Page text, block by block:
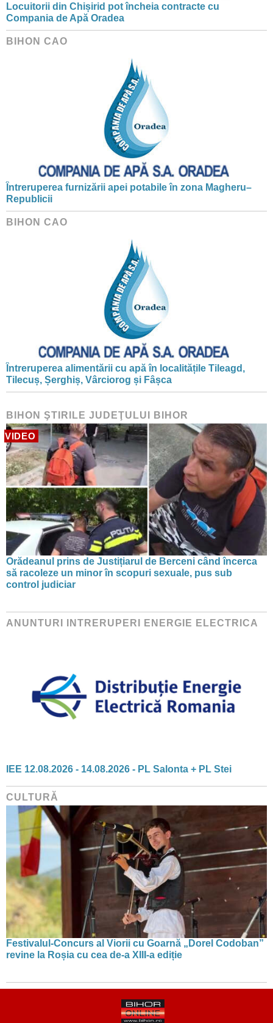
Locuitorii din Chișirid pot încheia contracte cu
Compania de Apă Oradea
BIHON CAO
Întreruperea furnizării apei potabile în zona Magheru–
Republicii
BIHON CAO
Întreruperea alimentării cu apă în localitățile Tileagd,
Tilecuș, Șerghiș, Vârciorog și Fâșca
BIHON ŞTIRILE JUDEŢULUI BIHOR
VIDEO
Orădeanul prins de Justițiarul de Berceni când încerca
să racoleze un minor în scopuri sexuale, pus sub
control judiciar
ANUNTURI INTRERUPERI ENERGIE ELECTRICA
IEE 12.08.2026 - 14.08.2026 - PL Salonta + PL Stei
CULTURĂ
Festivalul-Concurs al Viorii cu Goarnă „Dorel Codoban”
revine la Roșia cu cea de-a XIII-a ediție